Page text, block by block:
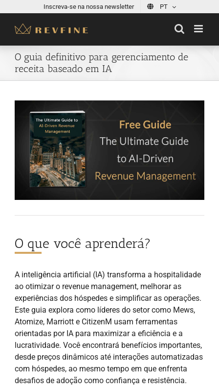
content
Inscreva-se na nossa newsletter PT
O guia definitivo para gerenciamento de
receita baseado em IA
Larger
Image
O que você aprenderá?
A inteligência artificial (IA) transforma a hospitalidade
ao otimizar o revenue management, melhorar as
experiências dos hóspedes e simplificar as operações.
Este guia explora como líderes do setor como Mews,
Atomize, Marriott e CitizenM usam ferramentas
orientadas por IA para maximizar a eficiência e a
lucratividade. Você encontrará benefícios importantes,
desde preços dinâmicos até interações automatizadas
com hóspedes, ao mesmo tempo em que enfrenta
desafios de adoção como confiança e resistência.